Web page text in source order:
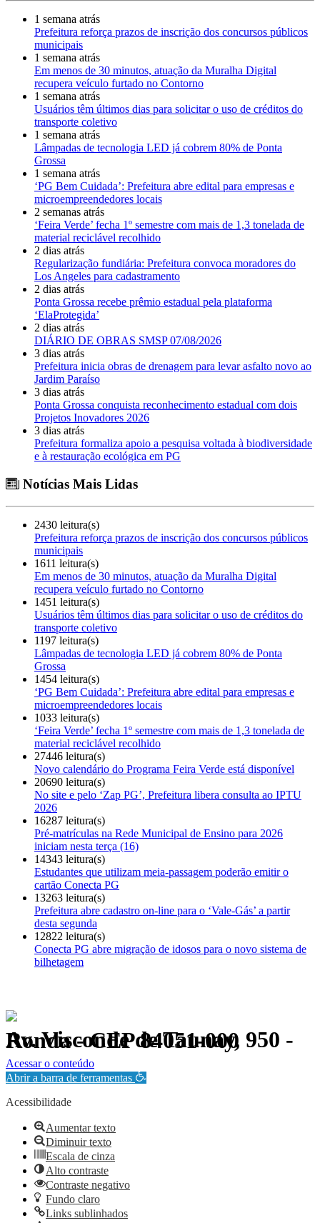
1 semana atrás
Prefeitura reforça prazos de inscrição dos concursos públicos
municipais
1 semana atrás
Em menos de 30 minutos, atuação da Muralha Digital
recupera veículo furtado no Contorno
1 semana atrás
Usuários têm últimos dias para solicitar o uso de créditos do
transporte coletivo
1 semana atrás
Lâmpadas de tecnologia LED já cobrem 80% de Ponta
Grossa
1 semana atrás
‘PG Bem Cuidada’: Prefeitura abre edital para empresas e
microempreendedores locais
2 semanas atrás
‘Feira Verde’ fecha 1º semestre com mais de 1,3 tonelada de
material reciclável recolhido
2 dias atrás
Regularização fundiária: Prefeitura convoca moradores do
Los Angeles para cadastramento
2 dias atrás
Ponta Grossa recebe prêmio estadual pela plataforma
‘ElaProtegida’
2 dias atrás
DIÁRIO DE OBRAS SMSP 07/08/2026
3 dias atrás
Prefeitura inicia obras de drenagem para levar asfalto novo ao
Jardim Paraíso
3 dias atrás
Ponta Grossa conquista reconhecimento estadual com dois
Projetos Inovadores 2026
3 dias atrás
Prefeitura formaliza apoio a pesquisa voltada à biodiversidade
e à restauração ecológica em PG
Notícias Mais Lidas
2430 leitura(s)
Prefeitura reforça prazos de inscrição dos concursos públicos
municipais
1611 leitura(s)
Em menos de 30 minutos, atuação da Muralha Digital
recupera veículo furtado no Contorno
1451 leitura(s)
Usuários têm últimos dias para solicitar o uso de créditos do
transporte coletivo
1197 leitura(s)
Lâmpadas de tecnologia LED já cobrem 80% de Ponta
Grossa
1454 leitura(s)
‘PG Bem Cuidada’: Prefeitura abre edital para empresas e
microempreendedores locais
1033 leitura(s)
‘Feira Verde’ fecha 1º semestre com mais de 1,3 tonelada de
material reciclável recolhido
27446 leitura(s)
Novo calendário do Programa Feira Verde está disponível
20690 leitura(s)
No site e pelo ‘Zap PG’, Prefeitura libera consulta ao IPTU
2026
16287 leitura(s)
Pré-matrículas na Rede Municipal de Ensino para 2026
iniciam nesta terça (16)
14343 leitura(s)
Estudantes que utilizam meia-passagem poderão emitir o
cartão Conecta PG
13263 leitura(s)
Prefeitura abre cadastro on-line para o ‘Vale-Gás’ a partir
desta segunda
12822 leitura(s)
Conecta PG abre migração de idosos para o novo sistema de
bilhetagem
Av. Visconde de Taunay, 950 - Ronda - CEP 84051-000
Política de Privacidade.
Acessar o conteúdo
Abrir a barra de ferramentas
Acessibilidade
Aumentar texto
Diminuir texto
Escala de cinza
Alto contraste
Contraste negativo
Fundo claro
Links sublinhados